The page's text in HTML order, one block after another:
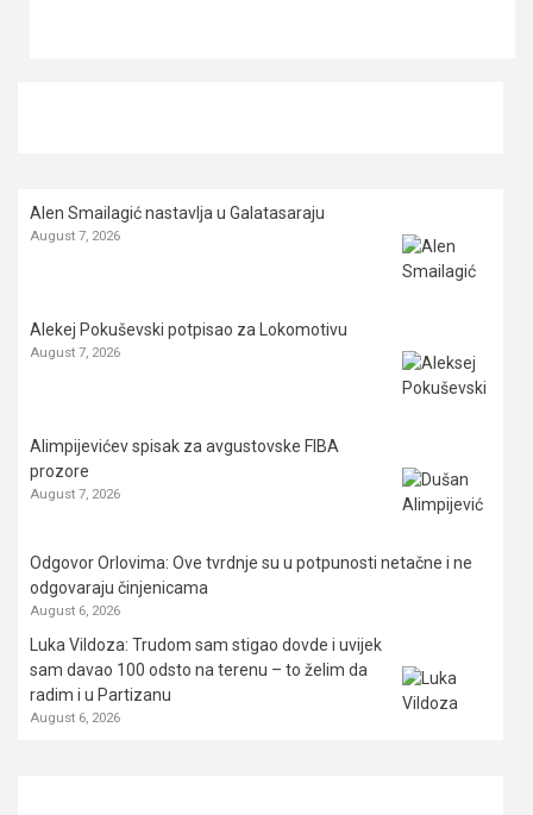
Alen Smailagić nastavlja u Galatasaraju
August 7, 2026
Alekej Pokuševski potpisao za Lokomotivu
August 7, 2026
Alimpijevićev spisak za avgustovske FIBA
prozore
August 7, 2026
Odgovor Orlovima: ​Ove tvrdnje su u potpunosti netačne i ne
odgovaraju činjenicama
August 6, 2026
Luka Vildoza: Trudom sam stigao dovde i uvijek
sam davao 100 odsto na terenu – to želim da
radim i u Partizanu
August 6, 2026